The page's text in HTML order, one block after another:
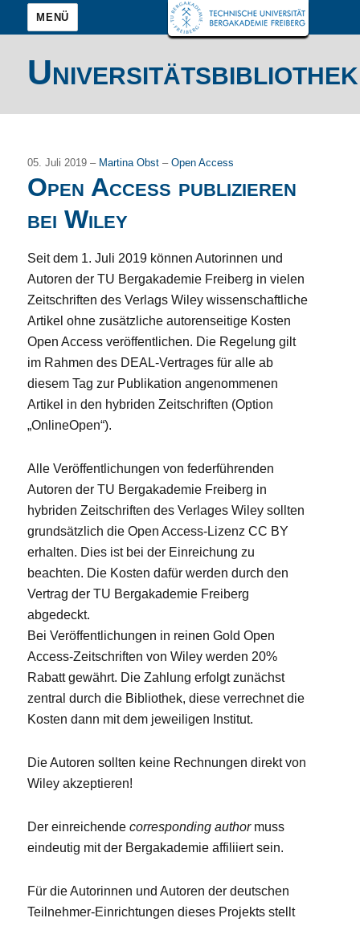
MENÜ
Universitätsbibliothek
05. Juli 2019 – Martina Obst–Open Access
Open Access publizieren
bei Wiley
Seit dem 1. Juli 2019 können Autorinnen und
Autoren der TU Bergakademie Freiberg in vielen
Zeitschriften des Verlags Wiley wissenschaftliche
Artikel ohne zusätzliche autorenseitige Kosten
Open Access veröffentlichen. Die Regelung gilt
im Rahmen des DEAL-Vertrages für alle ab
diesem Tag zur Publikation angenommenen
Artikel in den hybriden Zeitschriften (Option
„OnlineOpen“).
Alle Veröffentlichungen von federführenden
Autoren der TU Bergakademie Freiberg in
hybriden Zeitschriften des Verlages Wiley sollten
grundsätzlich die Open Access-Lizenz CC BY
erhalten. Dies ist bei der Einreichung zu
beachten. Die Kosten dafür werden durch den
Vertrag der TU Bergakademie Freiberg
abgedeckt.
Bei Veröffentlichungen in reinen Gold Open
Access-Zeitschriften von Wiley werden 20%
Rabatt gewährt. Die Zahlung erfolgt zunächst
zentral durch die Bibliothek, diese verrechnet die
Kosten dann mit dem jeweiligen Institut.
Die Autoren sollten keine Rechnungen direkt von
Wiley akzeptieren!
Der einreichendecorresponding authormuss
eindeutig mit der Bergakademie affiliiert sein.
Für die Autorinnen und Autoren der deutschen
Teilnehmer-Einrichtungen dieses Projekts stellt